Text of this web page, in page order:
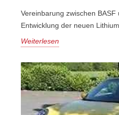
Vereinbarung zwischen
Entwicklung der neuen
Weiterlesen